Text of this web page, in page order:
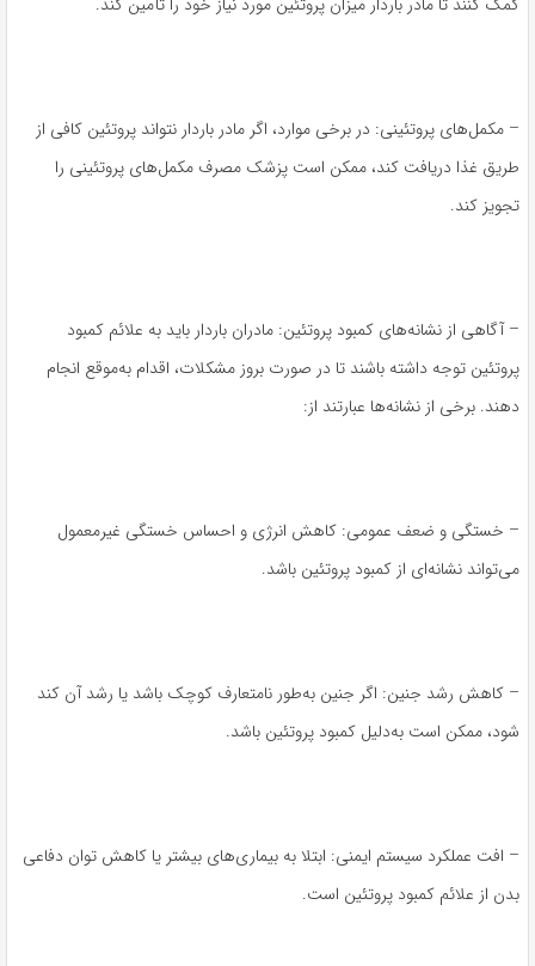
– مکمل‌های پروتئینی: در برخی موارد، اگر مادر باردار نتواند پروتئین کافی از
طریق غذا دریافت کند، ممکن است پزشک مصرف مکمل‌های پروتئینی را
تجویز کند.
– آگاهی از نشانه‌های کمبود پروتئین: مادران باردار باید به علائم کمبود
پروتئین توجه داشته باشند تا در صورت بروز مشکلات، اقدام به‌موقع انجام
دهند. برخی از نشانه‌ها عبارتند از:
– خستگی و ضعف عمومی: کاهش انرژی و احساس خستگی غیرمعمول
می‌تواند نشانه‌ای از کمبود پروتئین باشد.
– کاهش رشد جنین: اگر جنین به‌طور نامتعارف کوچک باشد یا رشد آن کند
شود، ممکن است به‌دلیل کمبود پروتئین باشد.
– افت عملکرد سیستم ایمنی: ابتلا به بیماری‌های بیشتر یا کاهش توان دفاعی
بدن از علائم کمبود پروتئین است.